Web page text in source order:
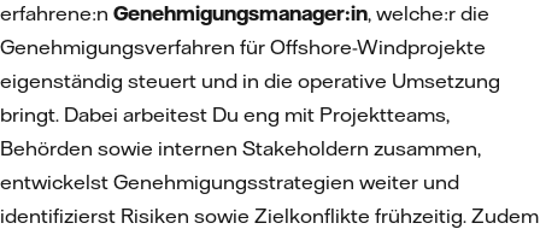
erfahrene:n Genehmigungsmanager:in, welche:r die
Genehmigungsverfahren für Offshore-Windprojekte
eigenständig steuert und in die operative Umsetzung
bringt. Dabei arbeitest Du eng mit Projektteams,
Behörden sowie internen Stakeholdern zusammen,
entwickelst Genehmigungsstrategien weiter und
identifizierst Risiken sowie Zielkonflikte frühzeitig. Zudem